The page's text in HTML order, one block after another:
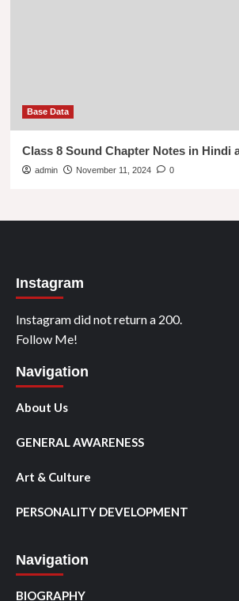
Base Data
Class 8 Sound Chapter Notes in Hindi
admin November 11, 2024 0
Instagram
Instagram did not return a 200.
Follow Me!
Navigation
About Us
GENERAL AWARENESS
Art & Culture
PERSONALITY DEVELOPMENT
Navigation
BIOGRAPHY